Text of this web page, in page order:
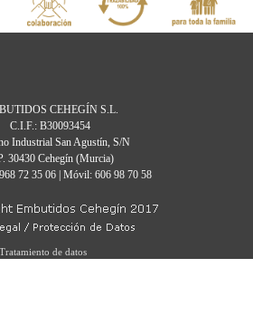
Tratamiento de datos
CEHEGÍN S.L.
C.I.F.: B30093454
Industrial San Agustín, S/N
30430 Cehegín (Murcia)
72 35 06 | Móvil: 606 98 70 58